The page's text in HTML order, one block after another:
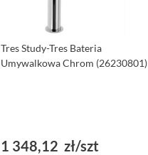
Tres Study-Tres Bateria
Umywalkowa Chrom (26230801)
1 348,12 zł/szt